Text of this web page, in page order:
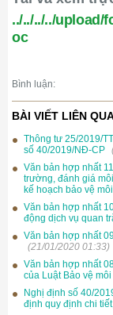
../../../../upload/
oc
Bình luận:
BÀI VIẾT LIÊN
Thông tư 25/2019/
số 40/2019/NĐ-CP
Văn bản hợp nhất
trường, đánh giá
kế hoạch bảo vệ
Văn bản hợp nhất
động dịch vụ quan
Văn bản hợp nhất
(21/01/2020 01:33)
Văn bản hợp nhất
của Luật Bảo vệ
Nghị định số 40/
định quy định chi